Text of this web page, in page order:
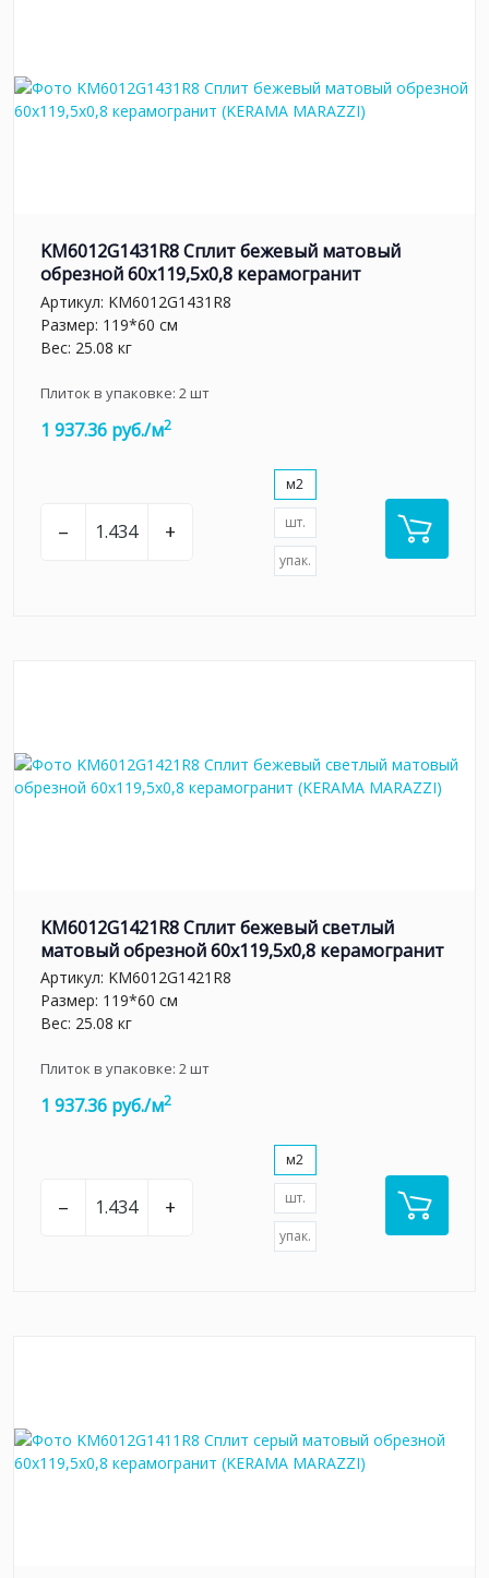
KM6012G1431R8 Сплит бежевый матовый
обрезной 60x119,5x0,8 керамогранит
Артикул: KM6012G1431R8
Размер: 119*60 см
Вес: 25.08 кг
Плиток в упаковке: 2шт
1 937.36 руб./м2
– +
м2
шт.
упак.
KM6012G1421R8 Сплит бежевый светлый
матовый обрезной 60x119,5x0,8 керамогранит
Артикул: KM6012G1421R8
Размер: 119*60 см
Вес: 25.08 кг
Плиток в упаковке: 2шт
1 937.36 руб./м2
– +
м2
шт.
упак.